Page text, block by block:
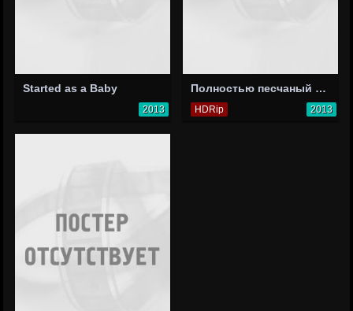
Started as a Baby
2013
Полностью песчаный город
HDRip 2013